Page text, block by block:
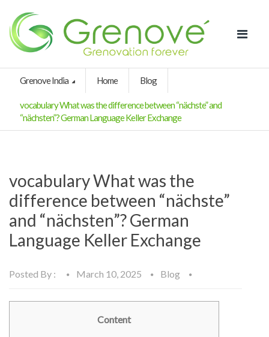
Grenove India Home Blog
vocabulary What was the difference between “nächste” and
“nächsten”? German Language Keller Exchange
vocabulary What was the
difference between “nächste”
and “nächsten”? German
Language Keller Exchange
Posted By : March 10, 2025 Blog
Content